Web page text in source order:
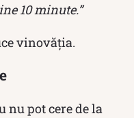
10 minute.”
vinovăția.
nu pot cere de la